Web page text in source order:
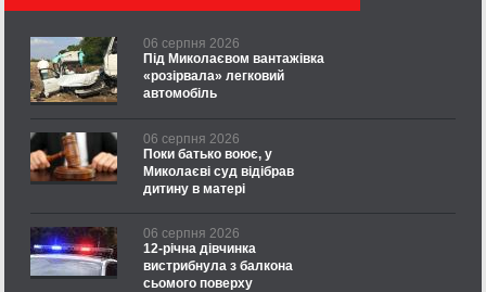
06 серпня 2026
Під Миколаєвом вантажівка
«розірвала» легковий
автомобіль
06 серпня 2026
Поки батько воює, у
Миколаєві суд відібрав
дитину в матері
06 серпня 2026
12-річна дівчинка
вистрибнула з балкона
сьомого поверху